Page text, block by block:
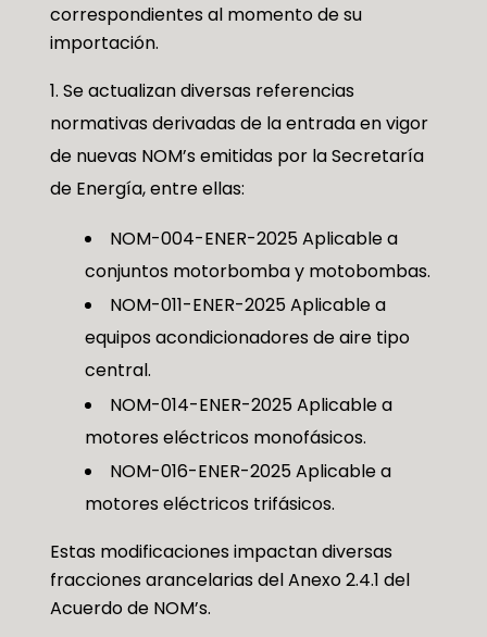
correspondientes al momento de su
importación.
Se actualizan diversas referencias
normativas derivadas de la entrada en vigor
de nuevas NOM’s emitidas por la Secretaría
de Energía, entre ellas:
NOM-004-ENER-2025 Aplicable a
conjuntos motorbomba y motobombas.
NOM-011-ENER-2025 Aplicable a
equipos acondicionadores de aire tipo
central.
NOM-014-ENER-2025 Aplicable a
motores eléctricos monofásicos.
NOM-016-ENER-2025 Aplicable a
motores eléctricos trifásicos.
Estas modificaciones impactan diversas
fracciones arancelarias del Anexo 2.4.1 del
Acuerdo de NOM’s.